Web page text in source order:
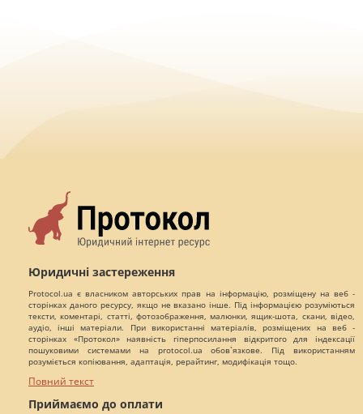
Юридичні застереження
Protocol.ua є власником авторських прав на інформацію, розміщену на веб -
сторінках даного ресурсу, якщо не вказано інше. Під інформацією розуміються
тексти, коментарі, статті, фотозображення, малюнки, ящик-шота, скани, відео,
аудіо, інші матеріали. При використанні матеріалів, розміщених на веб -
сторінках «Протокол» наявність гіперпосилання відкритого для індексації
пошуковими системами на protocol.ua обов`язкове. Під використанням
розуміється копіювання, адаптація, рерайтинг, модифікація тощо.
Повний текст
Приймаємо до оплати